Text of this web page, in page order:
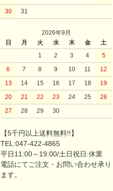
30
31
2026年9月
日
月 火 水 木 金
土
1
2 3 4
5
6
7 8 9 10 11
12
13
14 15 16 17 18
19
20
21 22 23 24 25
26
27
28 29 30
【5千円以上送料無料!!】
TEL:047-422-4865
平日11:00～19:00/土日祝日:休業
電話にてご注文・お問い合わせ承り
ます。